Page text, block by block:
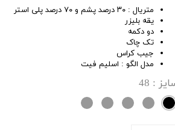
متریال : ۳۰ درصد پشم و ۷۰ درصد پلی استر
یقه بلیزر
دو دکمه
تک چاک
جیب کراس
مدل الگو : اسلیم فیت
: 48